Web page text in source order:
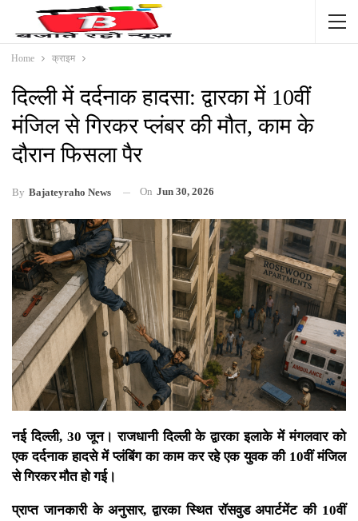
Home क्राइम
दिल्ली में दर्दनाक हादसा: द्वारका में 10वीं
मंजिल से गिरकर प्लंबर की मौत, काम के
दौरान फिसला पैर
By Bajateyraho News On Jun 30, 2026
नई दिल्ली, 30 जून। राजधानी दिल्ली के द्वारका इलाके में मंगलवार को
एक दर्दनाक हादसे में प्लंबिंग का काम कर रहे एक युवक की 10वीं मंजिल
से गिरकर मौत हो गई।
प्राप्त जानकारी के अनुसार, द्वारका स्थित रॉसवुड अपार्टमेंट की 10वीं